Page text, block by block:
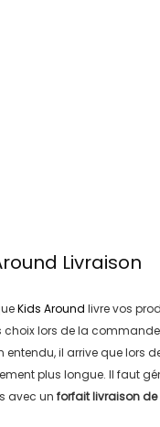
Livraison
Kids Around livre vos
choix lors de la
entendu, il arrive que lors
plus longue. Il faut
avec un forfait livraison de